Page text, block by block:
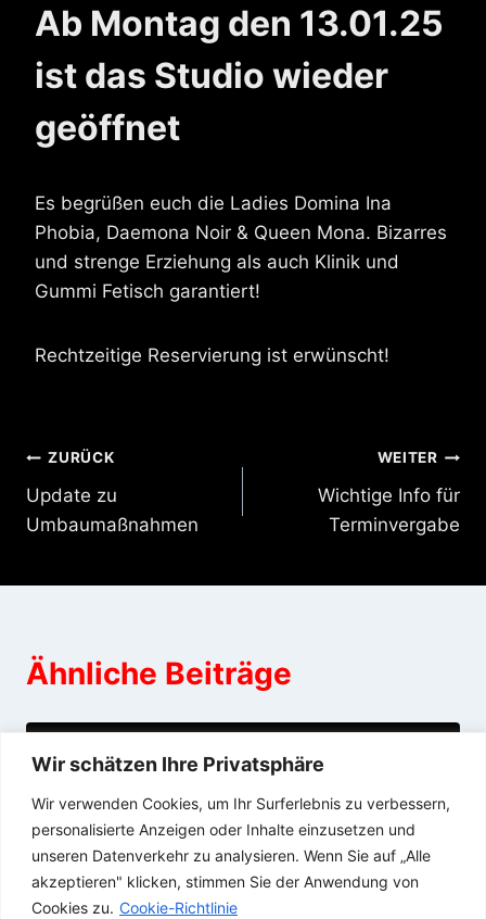
Wir schätzen Ihre Privatsphäre
Wir verwenden Cookies, um Ihr Surferlebnis zu verbessern,
personalisierte Anzeigen oder Inhalte einzusetzen und
unseren Datenverkehr zu analysieren. Wenn Sie auf „Alle
akzeptieren" klicken, stimmen Sie der Anwendung von
Cookies zu. Cookie-Richtlinie
Ab Montag den 13.01.25
ist das Studio wieder
geöffnet
Es begrüßen euch die Ladies Domina Ina
Phobia, Daemona Noir & Queen Mona. Bizarres
und strenge Erziehung als auch Klinik und
Gummi Fetisch garantiert!
Rechtzeitige Reservierung ist erwünscht!
Beitragsnavigation
ZURÜCK
Update zu
Umbaumaßnahmen
WEITER
Wichtige Info für
Terminvergabe
Ähnliche Beiträge
Besetzung & Termine
12/01/2022